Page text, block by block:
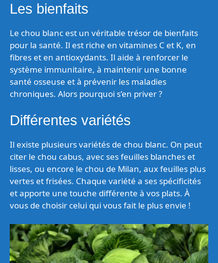
Les bienfaits
Le chou blanc est un véritable trésor de bienfaits
pour la santé. Il est riche en vitamines C et K, en
fibres et en antioxydants. Il aide à renforcer le
système immunitaire, à maintenir une bonne
santé osseuse et à prévenir les maladies
chroniques. Alors pourquoi s’en priver ?
Différentes variétés
Il existe plusieurs variétés de chou blanc. On peut
citer le chou cabus, avec ses feuilles blanches et
lisses, ou encore le chou de Milan, aux feuilles plus
vertes et frisées. Chaque variété a ses spécificités
et apporte une touche différente à vos plats. À
vous de choisir celui qui vous fait le plus envie !